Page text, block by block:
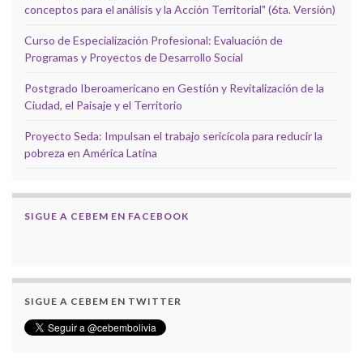
conceptos para el análisis y la Acción Territorial" (6ta. Versión)
Curso de Especialización Profesional: Evaluación de
Programas y Proyectos de Desarrollo Social
Postgrado Iberoamericano en Gestión y Revitalización de la
Ciudad, el Paisaje y el Territorio
Proyecto Seda: Impulsan el trabajo sericícola para reducir la
pobreza en América Latina
SIGUE A CEBEM EN FACEBOOK
SIGUE A CEBEM EN TWITTER